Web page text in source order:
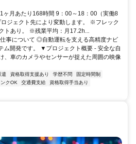
ヶ月あたり168時間 9：00～18：00（実働8
ジェクト先により変動します。 ※フレック
トあり。 ※残業平均：月17.2h...
事について ◎自動運転を支える高精度ナビ
ム開発です。 ▼プロジェクト概要 - 安全な自
、車のカメラやセンサーが捉えた周囲の映像
遣 資格取得支援あり 学歴不問
固定時間制
クOK 交通費支給
資格取得手当あり